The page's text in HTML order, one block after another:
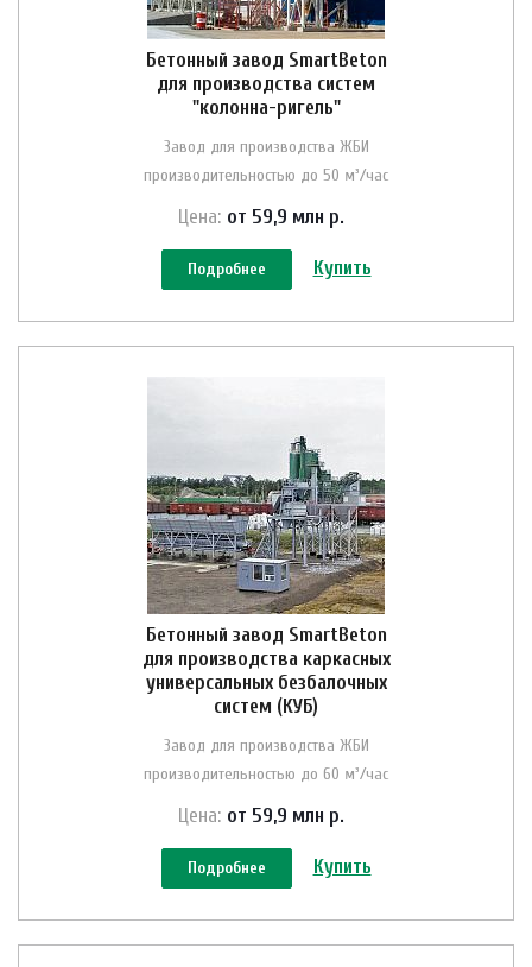
Бетонный завод SmartBeton
для производства систем
"колонна-ригель"
Завод для производства ЖБИ
производительностью до 50 м³/час
Цена: от 59,9 млн р.
Подробнее Купить
Бетонный завод SmartBeton
для производства каркасных
универсальных безбалочных
систем (КУБ)
Завод для производства ЖБИ
производительностью до 60 м³/час
Цена: от 59,9 млн р.
Подробнее Купить